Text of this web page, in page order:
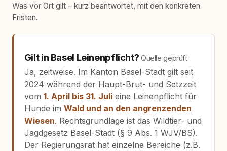
Was vor Ort gilt – kurz beantwortet, mit den konkreten
Fristen.
Gilt in Basel Leinenpflicht? Quelle geprüft
Ja, zeitweise. Im Kanton Basel-Stadt gilt seit
2024 während der Haupt-Brut- und Setzzeit
vom 1. April bis 31. Julieine Leinenpflicht für
Hunde im Wald und an den angrenzenden
Wiesen. Rechtsgrundlage ist das Wildtier- und
Jagdgesetz Basel-Stadt (§ 9 Abs. 1 WJV/BS).
Der Regierungsrat hat einzelne Bereiche (z.B.